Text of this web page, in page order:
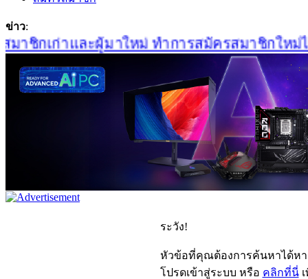
ข่าว:
ชิกเก่าและผู้มาใหม่ ทำการสมัครสมาชิกใหม่ได้
ระวัง!
หัวข้อที่คุณต้องการค้นหาได้ห
โปรดเข้าสู่ระบบ หรือ คลิกที่นี่เ